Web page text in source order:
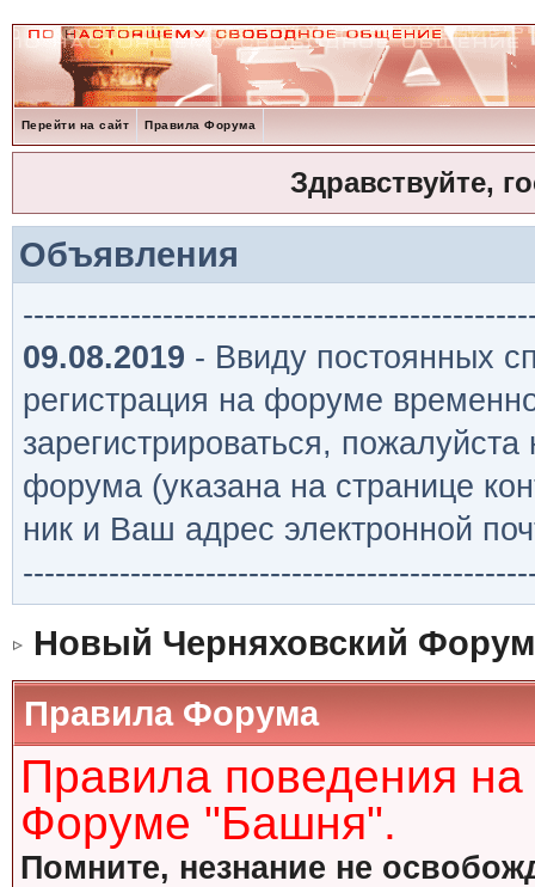
Перейти на сайт Правила Форума
Здравствуйте,
Объявления
09.08.2019 - Ввиду постоянных
регистрация на форуме
зарегистрироваться,
форума (указана на странице
ник и Ваш адрес электронной
Новый Черняховский Форум
Правила Форума
Правила поведения
Форуме "Башня".
Помните, незнание не